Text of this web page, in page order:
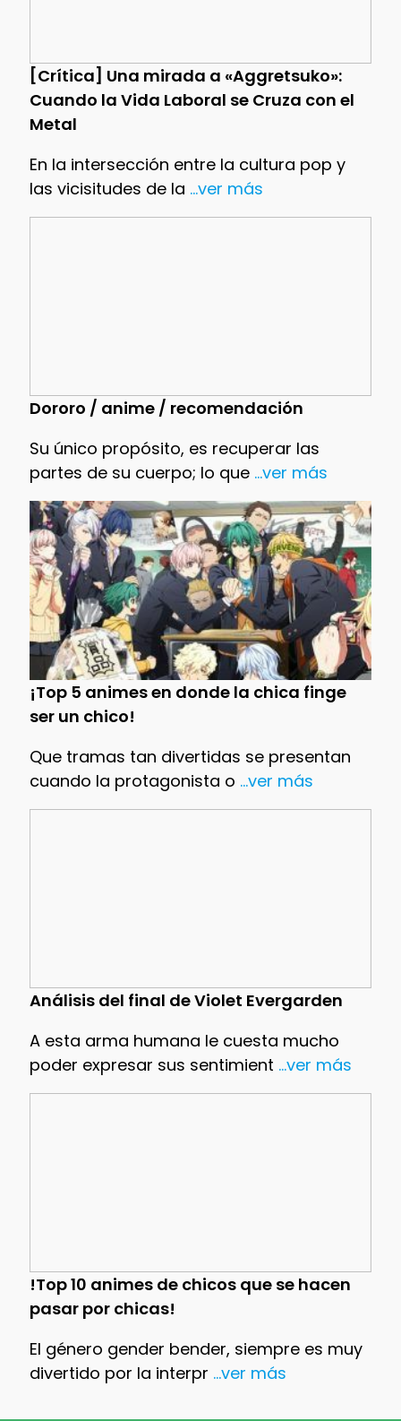
[Crítica] Una mirada a «Aggretsuko»:
Cuando la Vida Laboral se Cruza con el
Metal
En la intersección entre la cultura pop y
las vicisitudes de la ...ver más
Dororo / anime / recomendación
Su único propósito, es recuperar las
partes de su cuerpo; lo que...ver más
¡Top 5 animes en donde la chica finge
ser un chico!
Que tramas tan divertidas se presentan
cuando la protagonista o ...ver más
Análisis del final de Violet Evergarden
A esta arma humana le cuesta mucho
poder expresar sus sentimient ...ver más
!Top 10 animes de chicos que se hacen
pasar por chicas!
El género gender bender, siempre es muy
divertido por la interpr ...ver más